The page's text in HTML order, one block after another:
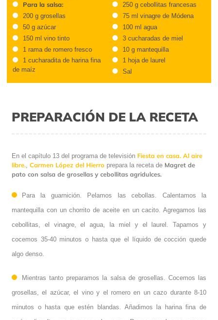
Para la salsa:
200 g grosellas
50 g azúcar
150 ml vino tinto
1 rama de romero fresco
1 cucharadita de harina fina
de maíz
250 g cebollitas francesas
75 ml vinagre de Módena
100 ml agua
3 cucharadas de miel
10 g mantequilla
1 hoja de laurel
Sal
PREPARACIÓN DE LA RECETA
En el capítulo 13 del programa de televisión Fiesta en casa. Al aire
libre., Carmen López del Hierro prepara la receta de Magret de
pato con salsa de grosellas y cebollitas agridulces.
Para la guarnición. Pelamos las cebollas. Calentamos la
mantequilla con un chorrito de aceite en un cacito. Agregamos las
cebollitas, el vinagre, el agua, la miel y el laurel. Tapamos y
cocemos 35-40 minutos o hasta que el líquido de cocción quede
algo denso.
Mientras tanto preparamos la salsa de grosellas. Cocemos las
grosellas, el azúcar, el vino y el romero en un cazo durante 8-10
minutos o hasta que estén blandas. Añadimos la harina fina de